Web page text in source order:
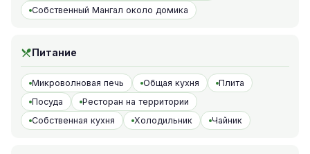
Собственный Мангал около домика
Питание
Микроволновая печь Общая кухня
Плита
Посуда
Ресторан на территории
Собственная кухня
Холодильник Чайник